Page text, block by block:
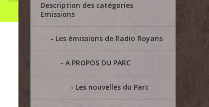
Description des catégories
Emissions
Les émissions de Radio Royans
A PROPOS DU PARC
Les nouvelles du Parc